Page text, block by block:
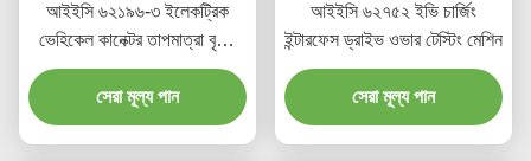
আইইসি ৬২১৯৬-৩ ইলেকট্রিক
ভেহিকেল কানেক্টর তাপমাত্রা বৃদ্ধি
পরীক্ষা সরঞ্জাম
সেরা মূল্য পান
আইইসি ৬২৭৫২ ইভি চার্জিং
ইন্টারফেস ড্রাইভ ওভার টেস্টিং মেশিন
সেরা মূল্য পান